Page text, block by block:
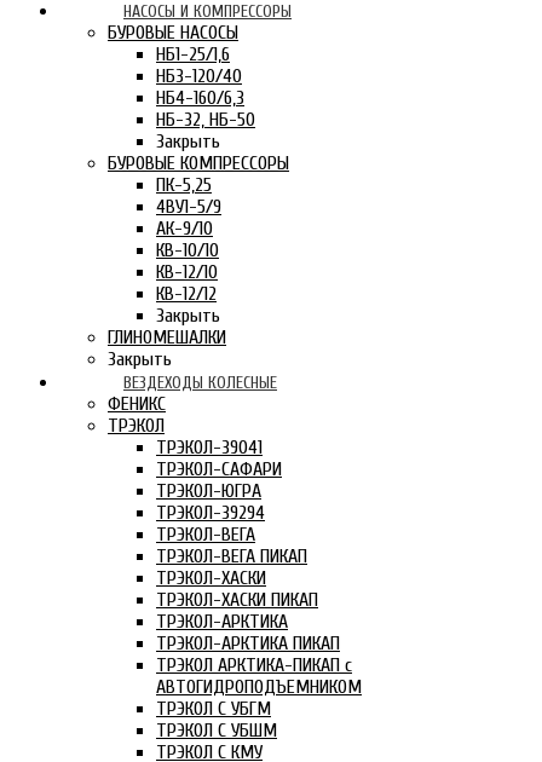
НАСОСЫ И КОМПРЕССОРЫ
БУРОВЫЕ НАСОСЫ
НБ1-25/1,6
НБ3-120/40
НБ4-160/6,3
НБ-32, НБ-50
Закрыть
БУРОВЫЕ КОМПРЕССОРЫ
ПК-5,25
4ВУ1-5/9
АК-9/10
КВ-10/10
КВ-12/10
КВ-12/12
Закрыть
ГЛИНОМЕШАЛКИ
Закрыть
ВЕЗДЕХОДЫ КОЛЕСНЫЕ
ФЕНИКС
ТРЭКОЛ
ТРЭКОЛ-39041
ТРЭКОЛ-САФАРИ
ТРЭКОЛ-ЮГРА
ТРЭКОЛ-39294
ТРЭКОЛ-ВЕГА
ТРЭКОЛ-ВЕГА ПИКАП
ТРЭКОЛ-ХАСКИ
ТРЭКОЛ-ХАСКИ ПИКАП
ТРЭКОЛ-АРКТИКА
ТРЭКОЛ-АРКТИКА ПИКАП
ТРЭКОЛ АРКТИКА-ПИКАП с
АВТОГИДРОПОДЪЕМНИКОМ
ТРЭКОЛ С УБГМ
ТРЭКОЛ С УБШМ
ТРЭКОЛ С КМУ